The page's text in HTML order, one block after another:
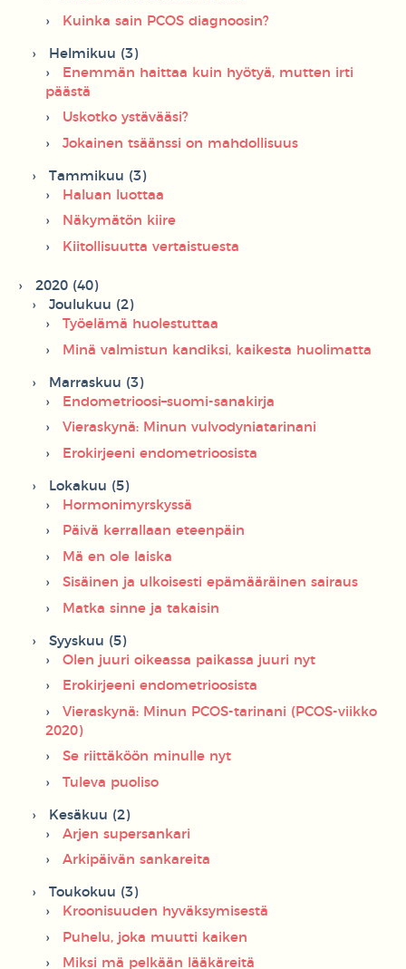
Kuinka sain PCOS diagnoosin?
Helmikuu (3)
Enemmän haittaa kuin hyötyä, mutten irti
päästä
Uskotko ystävääsi?
Jokainen tsäänssi on mahdollisuus
Tammikuu (3)
Haluan luottaa
Näkymätön kiire
Kiitollisuutta vertaistuesta
2020 (40)
Joulukuu (2)
Työelämä huolestuttaa
Minä valmistun kandiksi, kaikesta huolimatta
Marraskuu (3)
Endometrioosi–suomi-sanakirja
Vieraskynä: Minun vulvodyniatarinani
Erokirjeeni endometrioosista
Lokakuu (5)
Hormonimyrskyssä
Päivä kerrallaan eteenpäin
Mä en ole laiska
Sisäinen ja ulkoisesti epämääräinen sairaus
Matka sinne ja takaisin
Syyskuu (5)
Olen juuri oikeassa paikassa juuri nyt
Erokirjeeni endometrioosista
Vieraskynä: Minun PCOS-tarinani (PCOS-viikko
2020)
Se riittäköön minulle nyt
Tuleva puoliso
Kesäkuu (2)
Arjen supersankari
Arkipäivän sankareita
Toukokuu (3)
Kroonisuuden hyväksymisestä
Puhelu, joka muutti kaiken
Miksi mä pelkään lääkäreitä